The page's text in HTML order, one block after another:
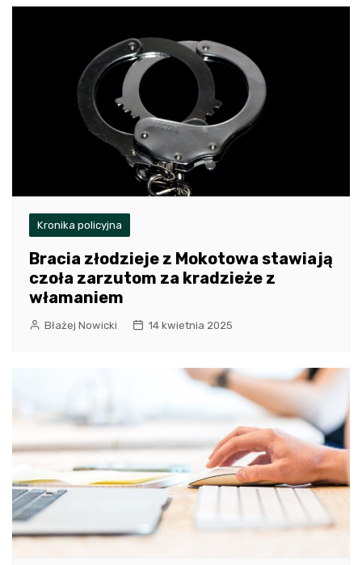
Kronika policyjna
Bracia złodzieje z Mokotowa stawiają
czoła zarzutom za kradzieże z
włamaniem
Błażej Nowicki 14 kwietnia 2025